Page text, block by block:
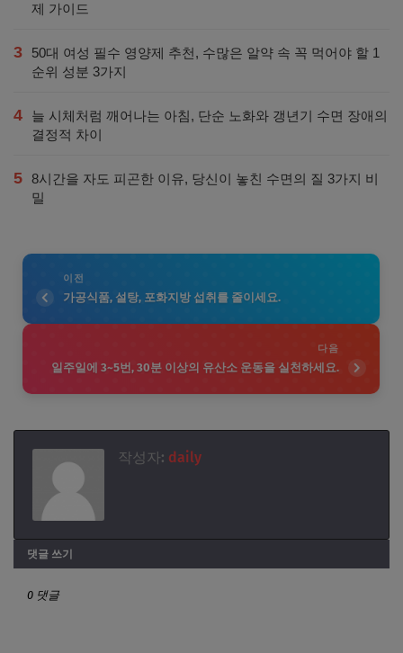
제 가이드
3
50대 여성 필수 영양제 추천, 수많은 알약 속 꼭 먹어야 할 1
순위 성분 3가지
4
늘 시체처럼 깨어나는 아침, 단순 노화와 갱년기 수면 장애의
결정적 차이
5 8시간을 자도 피곤한 이유, 당신이 놓친 수면의 질 3가지 비
밀
이전
가공식품, 설탕, 포화지방 섭취를 줄이세요.
다음
일주일에 3~5번, 30분 이상의 유산소 운동을 실천하세요.
작성자: daily
댓글 쓰기
0 댓글